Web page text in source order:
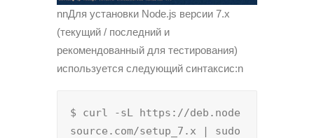
nnДля установки Node.js версии 7.x
(текущий / последний и
рекомендованный для тестирования)
используется следующий синтаксис:n
$ curl -sL https://deb.node
source.com/setup_7.x | sudo